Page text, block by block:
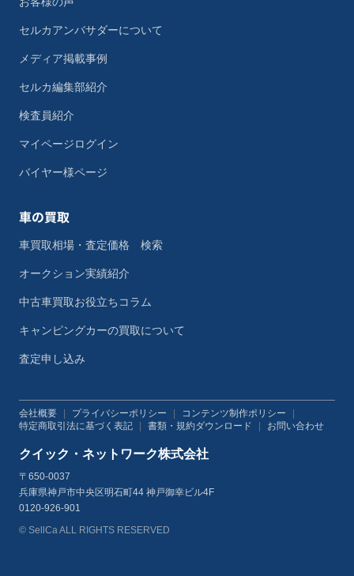
セルカアンバサダーについて
メディア掲載事例
セルカ編集部紹介
検査員紹介
マイページログイン
バイヤー様ページ
車の買取
車買取相場・査定価格 検索
オークション実績紹介
中古車買取お役立ちコラム
キャンピングカーの買取について
査定申し込み
会社概要 プライバシーポリシー コンテンツ制作ポリシー
特定商取引法に基づく表記
書類・規約ダウンロード お問い合わせ
クイック・ネットワーク株式会社
〒650-0037
兵庫県神戸市中央区明石町44 神戸御幸ビル4F
0120-926-901
© SellCa ALL RIGHTS RESERVED